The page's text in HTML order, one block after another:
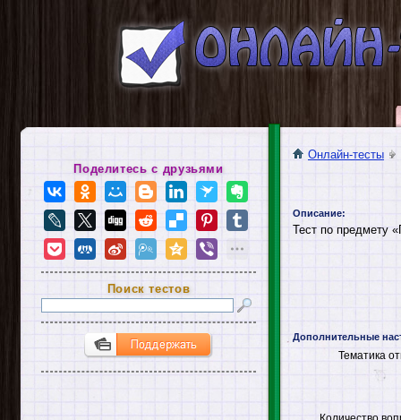
Онлайн-тесты
Описание:
Тест по предмету
Дополнительные
Тематика
Поделитесь с друзьями
Поиск тестов